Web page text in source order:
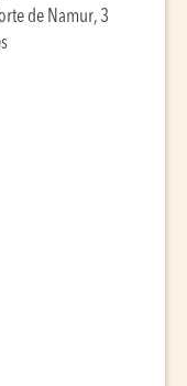
de Namur, 3